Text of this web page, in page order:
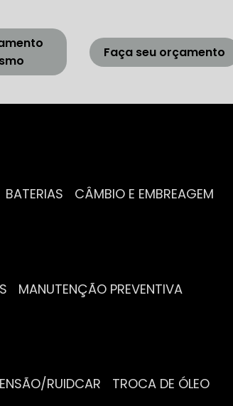
Faça seu orçamento
BATERIAS CÂMBIO E EMBREAGEM
MANUTENÇÃO PREVENTIVA
RUIDCAR TROCA DE ÓLEO